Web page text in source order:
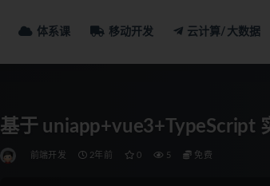
体系课 移动开发 云计算/大数据
基于 uniapp+vue3+TypeScript
前端开发 2年前 0 5 免费